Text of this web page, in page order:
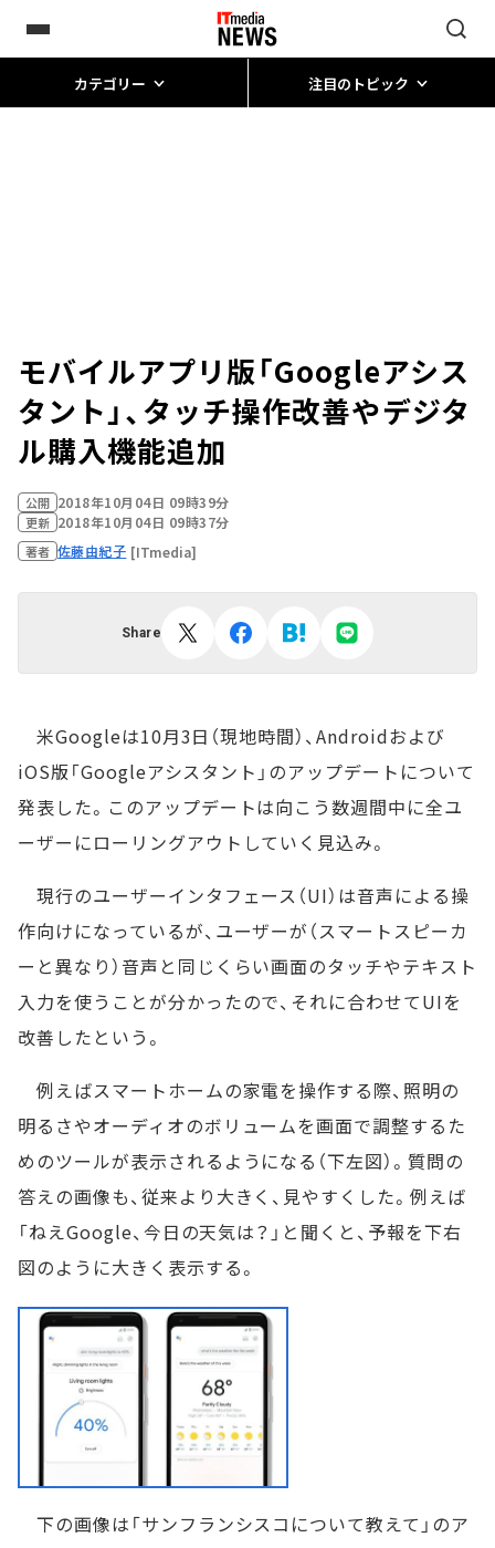
カテゴリー 注目のトピック
モバイルアプリ版「Googleアシス
タント」、タッチ操作改善やデジタ
ル購入機能追加
公開 2018年10月04日 09時39分
更新 2018年10月04日 09時37分
著者 佐藤由紀子 [ITmedia]
Share
米Googleは10月3日（現地時間）、Androidおよび
iOS版「Googleアシスタント」のアップデートについて
発表した。このアップデートは向こう数週間中に全ユ
ーザーにローリングアウトしていく見込み。
現行のユーザーインタフェース（UI）は音声による操
作向けになっているが、ユーザーが（スマートスピーカ
ーと異なり）音声と同じくらい画面のタッチやテキスト
入力を使うことが分かったので、それに合わせてUIを
改善したという。
例えばスマートホームの家電を操作する際、照明の
明るさやオーディオのボリュームを画面で調整するた
めのツールが表示されるようになる（下左図）。質問の
答えの画像も、従来より大きく、見やすくした。例えば
「ねえGoogle、今日の天気は？」と聞くと、予報を下右
図のように大きく表示する。
下の画像は「サンフランシスコについて教えて」のア